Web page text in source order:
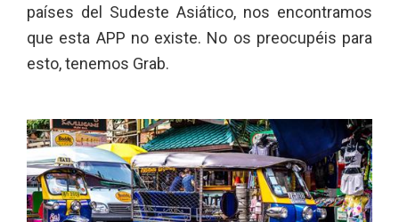
países del Sudeste Asiático, nos encontramos
que esta APP no existe. No os preocupéis para
esto, tenemos Grab.